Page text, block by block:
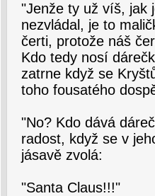
"Jenže ty už víš, jak
nezvládal, je to
čerti, protože náš
Kdo tedy nosí
zatrne když se
toho fousatého
"No? Kdo dává
radost, když se v
jásavě zvolá:
"Santa Claus!!!"